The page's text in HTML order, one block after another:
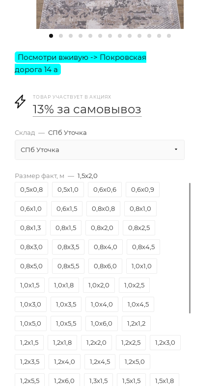
ТОВАР УЧАСТВУЕТ В АКЦИЯХ
13% за самовывоз
Склад — СПб Уточка
СПб Уточка
Размер факт, м — 1,5х2,0
0,5х0,8
0,5х1,0 0,6х0,6 0,6х0,9
0,6х1,0 0,6х1,5 0,8х0,8 0,8х1,0
0,8х1,3 0,8х1,5 0,8х2,0 0,8х2,5
0,8х3,0 0,8х3,5 0,8х4,0 0,8х4,5
0,8х5,0 0,8х5,5 0,8х6,0 1,0х1,0
1,0х1,5 1,0х1,8 1,0х2,0 1,0х2,5
1,0х3,0 1,0х3,5 1,0х4,0 1,0х4,5
1,0х5,0 1,0х5,5 1,0х6,0 1,2х1,2
1,2х1,5 1,2х1,8 1,2х2,0 1,2х2,5 1,2х3,0
1,2х3,5 1,2х4,0 1,2х4,5 1,2х5,0
1,2х5,5 1,2х6,0 1,3х1,5 1,5х1,5 1,5х1,8